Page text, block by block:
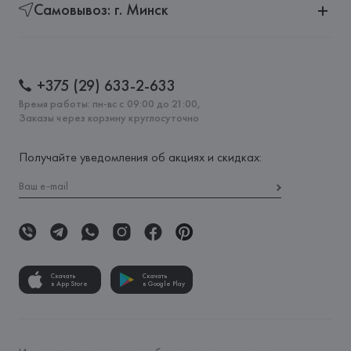
Самовывоз: г. Минск
+375 (29) 633-2-633
Время работы: пн-вс с 09:00 до 21:00,
Заказы через корзину круглосуточно
Получайте уведомления об акциях и скидках:
Скачать
в App Store
Скачать
в Google Play